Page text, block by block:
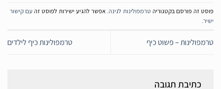
פוסט זה פורסם בקטגוריה טרמפולינות לגינה. אפשר להגיע ישירות לפוסט זה עם קישור
ישיר.
טרמפולינות – פשוט כיף טרמפולינות כיף לילדים
כתיבת תגובה